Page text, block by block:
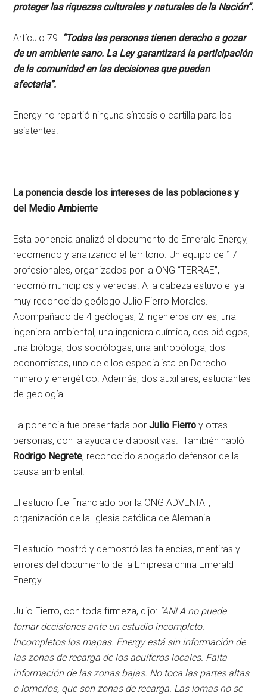
proteger las riquezas culturales y naturales de la Nación”.
Artículo 79: “Todas las personas tienen derecho a gozar
de un ambiente sano. La Ley garantizará la participación
de la comunidad en las decisiones que puedan
afectarla”.
Energy no repartió ninguna síntesis o cartilla para los
asistentes.
La ponencia desde los intereses de las poblaciones y
del Medio Ambiente
Esta ponencia analizó el documento de Emerald Energy,
recorriendo y analizando el territorio. Un equipo de 17
profesionales, organizados por la ONG “TERRAE”,
recorrió municipios y veredas. A la cabeza estuvo el ya
muy reconocido geólogo Julio Fierro Morales.
Acompañado de 4 geólogas, 2 ingenieros civiles, una
ingeniera ambiental, una ingeniera química, dos biólogos,
una bióloga, dos sociólogas, una antropóloga, dos
economistas, uno de ellos especialista en Derecho
minero y energético. Además, dos auxiliares, estudiantes
de geología.
La ponencia fue presentada porJulio Fierroy otras
personas, con la ayuda de diapositivas. También habló
Rodrigo Negrete, reconocido abogado defensor de la
causa ambiental.
El estudio fue financiado por la ONG ADVENIAT,
organización de la Iglesia católica de Alemania.
El estudio mostró y demostró las falencias, mentiras y
errores del documento de la Empresa china Emerald
Energy.
Julio Fierro, con toda firmeza, dijo: “ANLA no puede
tomar decisiones ante un estudio incompleto.
Incompletos los mapas. Energy está sin información de
las zonas de recarga de los acuíferos locales. Falta
información de las zonas bajas. No toca las partes altas
o lomeríos, que son zonas de recarga. Las lomas no se